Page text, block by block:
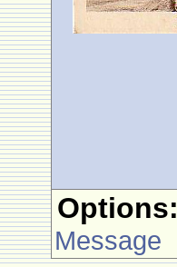
Options:
Message